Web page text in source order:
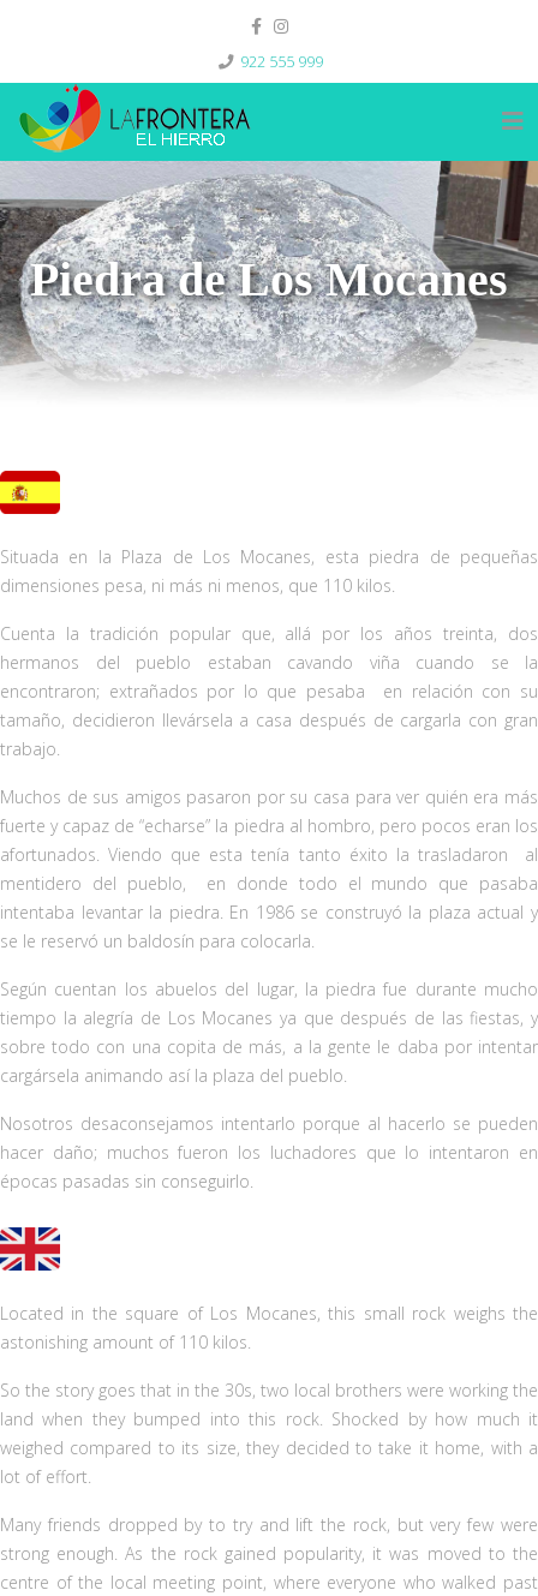
922 555 999
Piedra de Los Mocanes
Situada en la Plaza de Los Mocanes, esta piedra de pequeñas
dimensiones pesa, ni más ni menos, que 110 kilos.
Cuenta la tradición popular que, allá por los años treinta, dos
hermanos del pueblo estaban cavando viña cuando se la
encontraron; extrañados por lo que pesaba en relación con su
tamaño, decidieron llevársela a casa después de cargarla con gran
trabajo.
Muchos de sus amigos pasaron por su casa para ver quién era más
fuerte y capaz de “echarse” la piedra al hombro, pero pocos eran los
afortunados. Viendo que esta tenía tanto éxito la trasladaron al
mentidero del pueblo, en donde todo el mundo que pasaba
intentaba levantar la piedra. En 1986 se construyó la plaza actual y
se le reservó un baldosín para colocarla.
Según cuentan los abuelos del lugar, la piedra fue durante mucho
tiempo la alegría de Los Mocanes ya que después de las fiestas, y
sobre todo con una copita de más, a la gente le daba por intentar
cargársela animando así la plaza del pueblo.
Nosotros desaconsejamos intentarlo porque al hacerlo se pueden
hacer daño; muchos fueron los luchadores que lo intentaron en
épocas pasadas sin conseguirlo.
Located in the square of Los Mocanes, this small rock weighs the
astonishing amount of 110 kilos.
So the story goes that in the 30s, two local brothers were working the
land when they bumped into this rock. Shocked by how much it
weighed compared to its size, they decided to take it home, with a
lot of effort.
Many friends dropped by to try and lift the rock, but very few were
strong enough. As the rock gained popularity, it was moved to the
centre of the local meeting point, where everyone who walked past